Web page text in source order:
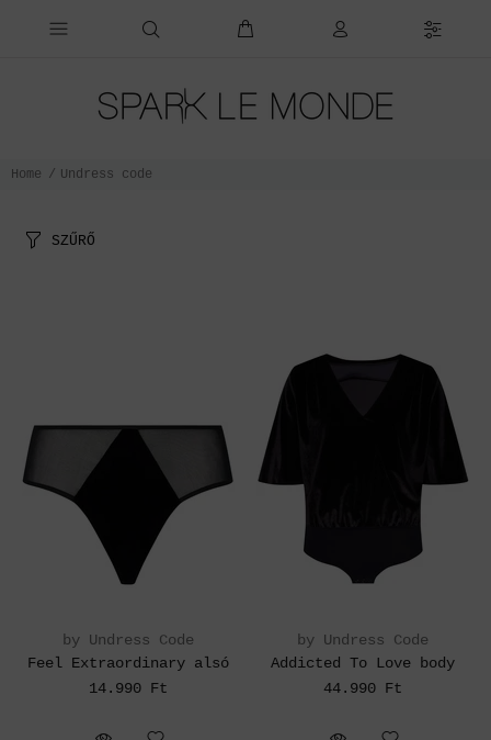
Home Undress code
SZŰRŐ
by Undress Code
Feel Extraordinary alsó
14.990 Ft
by Undress Code
Addicted To Love body
44.990 Ft